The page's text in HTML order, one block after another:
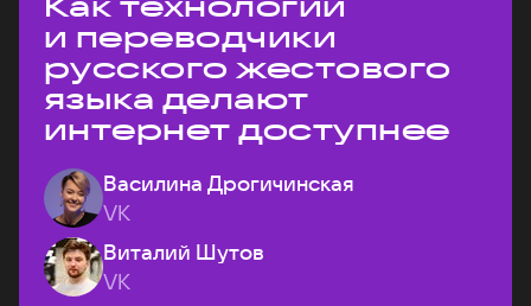
и переводчики
русского жестового
языка делают
интернет доступнее
Василина Дрогичинская
VK
Виталий Шутов
VK